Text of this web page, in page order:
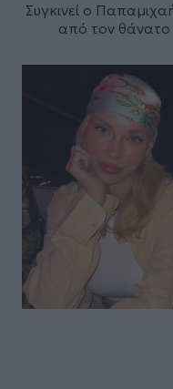
Συγκινεί ο
από τον